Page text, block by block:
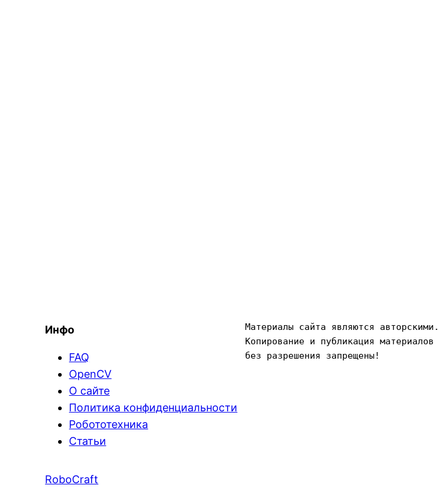
Инфо
FAQ
OpenCV
О сайте
Политика конфиденциальности
Робототехника
Статьи
Материалы сайта являются авторскими.
Копирование и публикация материалов
без разрешения запрещены!
RoboCraft